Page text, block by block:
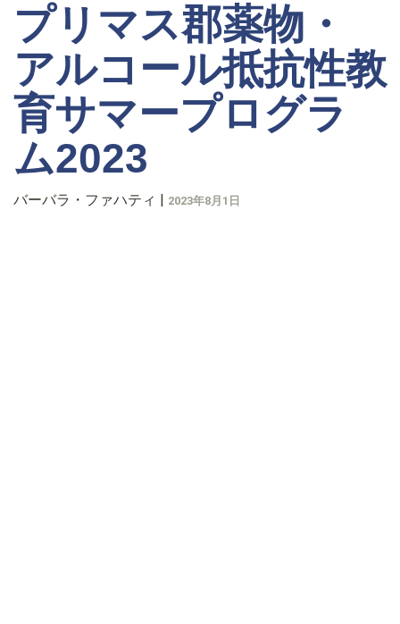
プリマス郡薬物・
アルコール抵抗性教
育サマープログラ
ム2023
バーバラ・ファハティ | 2023年8月1日